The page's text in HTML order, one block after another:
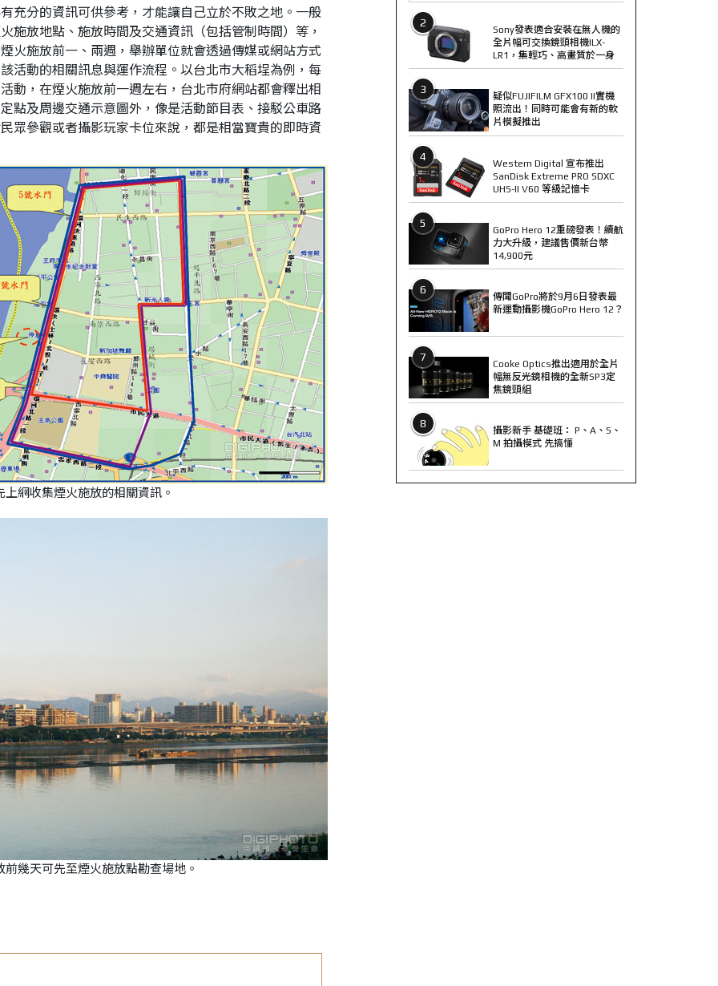
充分的資訊可供參考，才能讓自己立於不敗之地。一般
施放地點、施放時間及交通資訊（包括管制時間）等，
火施放前一、兩週，舉辦單位就會透過傳媒或網站方式
活動的相關訊息與運作流程。以台北市大稻埕為例，每
動，在煙火施放前一週左右，台北市府網站都會釋出相
點及周邊交通示意圖外，像是活動節目表、接駁公車路
眾參觀或者攝影玩家卡位來說，都是相當寶貴的即時資
網收集煙火施放的相關資訊。
幾天可先至煙火施放點勘查場地。
2
Sony發表適合安裝在無人機的
全片幅可交換鏡頭相機ILX-
LR1，集輕巧、高畫質於一身
3
疑似FUJIFILM GFX100 II實機
照流出！同時可能會有新的軟
片模擬推出
4
Western Digital 宣布推出
SanDisk Extreme PRO SDXC
UHS-II V60 等級記憶卡
5
GoPro Hero 12重磅發表！續航
力大升級，建議售價新台幣
14,900元
6
傳聞GoPro將於9月6日發表最
新運動攝影機GoPro Hero 12？
7
Cooke Optics推出適用於全片
幅無反光鏡相機的全新SP3定
焦鏡頭組
8
攝影新手 基礎班： P、A、S、
M 拍攝模式 先搞懂